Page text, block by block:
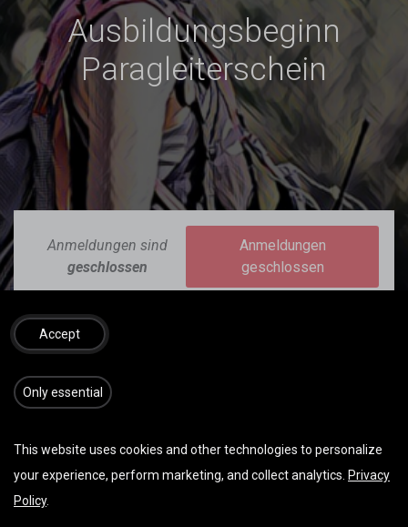
Ausbildungsbeginn
Paragleiterschein
Anmeldungen sind
geschlossen
Anmeldungen
geschlossen
DATUM & UHRZEIT
Accept
​​​Only essential
This website uses cookies and other technologies to personalize
your experience, perform marketing, and collect analytics. Privacy
Policy.